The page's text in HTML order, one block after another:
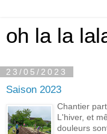
oh la la
23/05/2023
Saison 2023
Chantier
L'hiver, et
douleurs